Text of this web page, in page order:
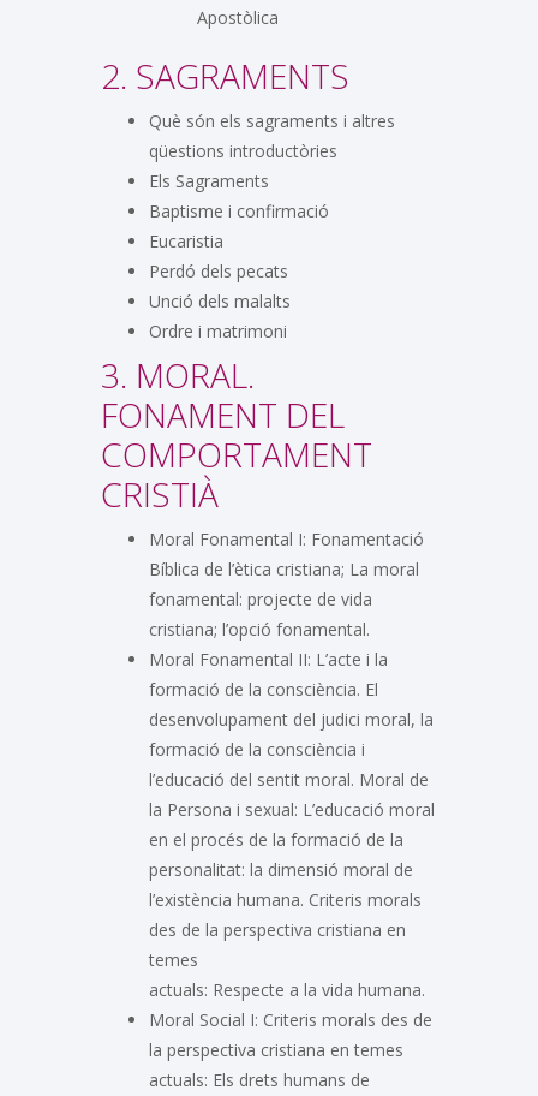
Apostòlica
2. SAGRAMENTS
Què són els sagraments i altres
qüestions introductòries
Els Sagraments
Baptisme i confirmació
Eucaristia
Perdó dels pecats
Unció dels malalts
Ordre i matrimoni
3. MORAL.
FONAMENT DEL
COMPORTAMENT
CRISTIÀ
Moral Fonamental I: Fonamentació
Bíblica de l’ètica cristiana; La moral
fonamental: projecte de vida
cristiana; l’opció fonamental.
Moral Fonamental II: L’acte i la
formació de la consciència. El
desenvolupament del judici moral, la
formació de la consciència i
l’educació del sentit moral. Moral de
la Persona i sexual: L’educació moral
en el procés de la formació de la
personalitat: la dimensió moral de
l’existència humana. Criteris morals
des de la perspectiva cristiana en
temes
actuals: Respecte a la vida humana.
Moral Social I: Criteris morals des de
la perspectiva cristiana en temes
actuals: Els drets humans de